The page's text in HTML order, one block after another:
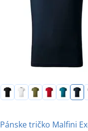
Pánske tričko Malfini